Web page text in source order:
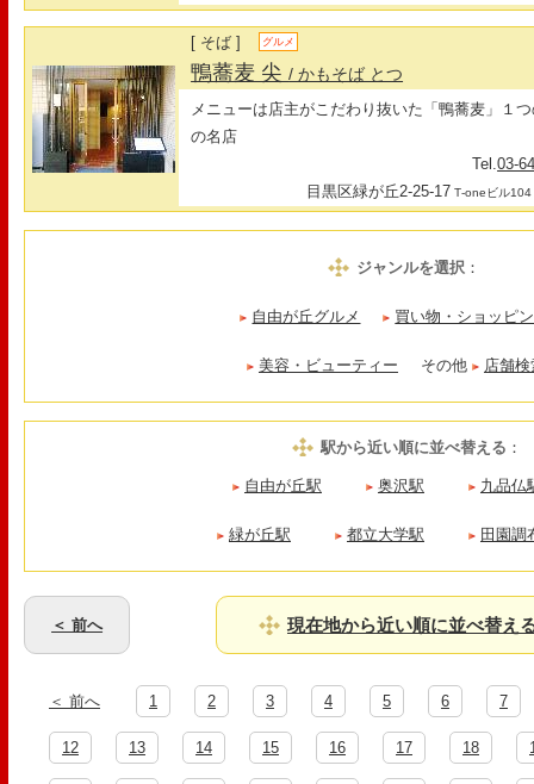
[ そば ] グルメ
鴨蕎麦 尖/ かもそば とつ
メニューは店主がこだわり抜いた「鴨蕎麦」１
の名店
Tel.03-
目黒区緑が丘2-25-17 T‐oneビル104
ジャンルを選択：
自由が丘グルメ 買い物・ショッピ
美容・ビューティー その他 店舗
駅から近い順に並べ替える ：
自由が丘駅 奥沢駅 九品仏
緑が丘駅 都立大学駅 田園調
＜ 前へ 現在地から近い順に並べ替え
＜ 前へ 1 2 3 4 5 6 7
12 13 14 15 16 17 18